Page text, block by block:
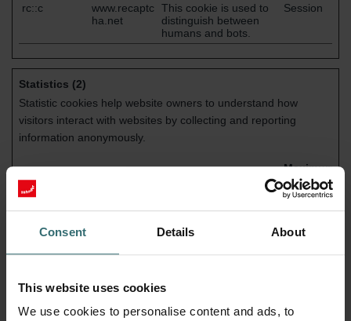
Consent Details About
This website uses cookies
We use cookies to personalise content and ads, to
rc::c
www.recaptc
ha.net
This cookie is used to
distinguish between
humans and bots.
Session
Statistics (2)
Statistic cookies help website owners to understand how
visitors interact with websites by collecting and reporting
information anonymously.
Name
Maximum
Storage
Duration
_ga
Google
Used to send data to
Google Analytics about
the visitor's device and
channels.
2 years
_ga_# Google
Used to send data to
2 years